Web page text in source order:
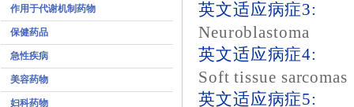
作用于代谢机制药物
保健药品
急性疾病
美容药物
妇科药物
英文适应病症3:
Neuroblastoma
英文适应病症4:
Soft tissue sarcomas
英文适应病症5: